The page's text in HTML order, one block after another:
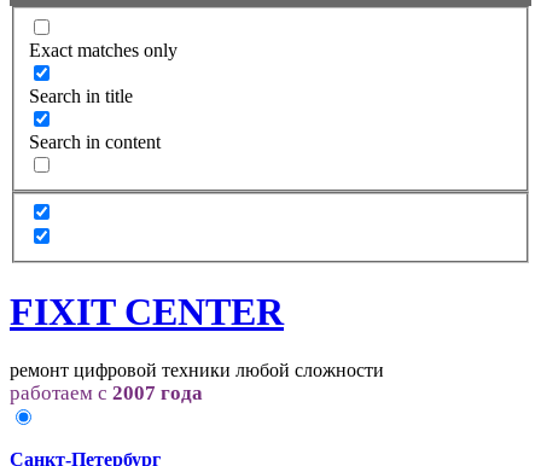
Exact matches only
Search in title
Search in content
FIXIT CENTER
ремонт цифровой техники любой сложности
работаем с 2007 года
Санкт-Петербург